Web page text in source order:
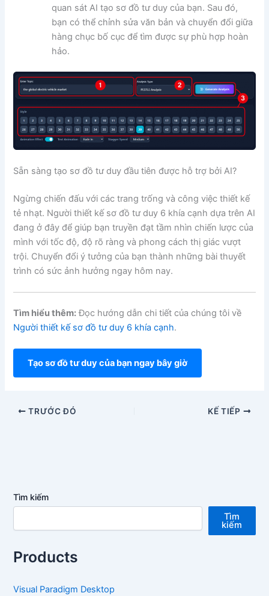
quan sát AI tạo sơ đồ tư duy của bạn. Sau đó,
bạn có thể chỉnh sửa văn bản và chuyển đổi giữa
hàng chục bố cục để tìm được sự phù hợp hoàn
hảo.
Sẵn sàng tạo sơ đồ tư duy đầu tiên được hỗ trợ bởi AI?
Ngừng chiến đấu với các trang trống và công việc thiết kế
tẻ nhạt. Người thiết kế sơ đồ tư duy 6 khía cạnh dựa trên AI
đang ở đây để giúp bạn truyền đạt tầm nhìn chiến lược của
mình với tốc độ, độ rõ ràng và phong cách thị giác vượt
trội. Chuyển đổi ý tưởng của bạn thành những bài thuyết
trình có sức ảnh hưởng ngay hôm nay.
Tìm hiểu thêm:Đọc hướng dẫn chi tiết của chúng tôi về
Người thiết kế sơ đồ tư duy 6 khía cạnh.
Tạo sơ đồ tư duy của bạn ngay bây giờ
TRƯỚC ĐÓ KẾ TIẾP
Tìm kiếm
Tìm
kiếm
Products
Visual Paradigm Desktop